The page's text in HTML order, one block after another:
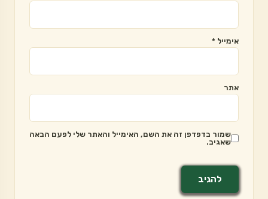
אימייל *
אתר
שמור בדפדפן זה את השם, האימייל והאתר שלי לפעם הבאה
שאגיב.